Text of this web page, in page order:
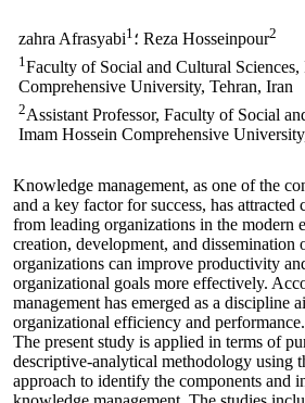
zahra Afrasyabi1 ؛ Reza Hosseinpour2
1 Faculty of Social and Cultural Sciences,
Comprehensive University, Tehran, Iran
2Assistant Professor, Faculty of Social
Imam Hossein Comprehensive
Knowledge management, as one of the
and a key factor for success, has attracted
from leading organizations in the modern
creation, development, and dissemination
organizations can improve productivity
organizational goals more effectively.
management has emerged as a discipline
organizational efficiency and performance.
The present study is applied in terms of
descriptive-analytical methodology using
approach to identify the components and